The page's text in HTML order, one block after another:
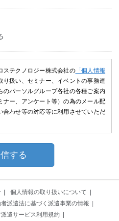
テクノロジー株式会社の「個人情報
り扱い、セミナー、イベントの事務連
パーソルグループ各社の各種ご案内
ナー、アンケート等）の為のメール配
合わせ等の対応等に利用させていただ
個人情報の取り扱いについて
派遣法に基づく派遣事業の情報
派遣サービス利用規約